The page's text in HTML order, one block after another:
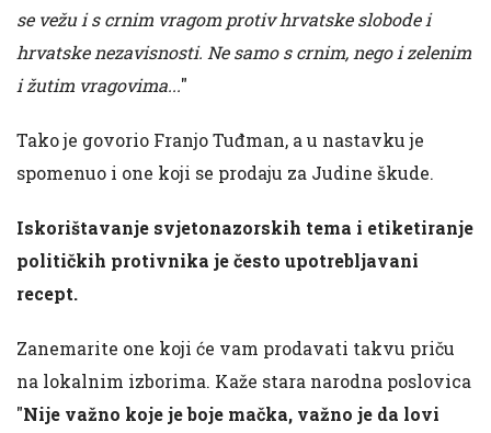
se vežu i s crnim vragom protiv hrvatske slobode i
hrvatske nezavisnosti. Ne samo s crnim, nego i zelenim
i žutim vragovima..."
Tako je govorio Franjo Tuđman, a u nastavku je
spomenuo i one koji se prodaju za Judine škude.
Iskorištavanje svjetonazorskih tema i etiketiranje
političkih protivnika je često upotrebljavani
recept.
Zanemarite one koji će vam prodavati takvu priču
na lokalnim izborima. Kaže stara narodna poslovica
"Nije važno koje je boje mačka, važno je da lovi